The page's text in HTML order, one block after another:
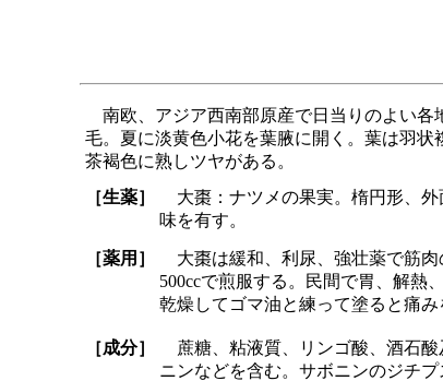
南欧、アジア西南部原産で日当りのよい各
毛。夏に淡黄色小花を葉腋に開く。葉は羽
茶褐色に熟しツヤがある。
［生薬］
大棗：ナツメの果実。楕円形、外
味を有す。
［薬用］
大棗は緩和、利尿、強壮薬で筋肉
500ccで煎服する。民間で胃、解熱
乾燥してゴマ油と練って塗ると痛
［成分］
蔗糖、粘液質、リンゴ酸、酒石酸
ニンなどを含む。サボニンのジチ